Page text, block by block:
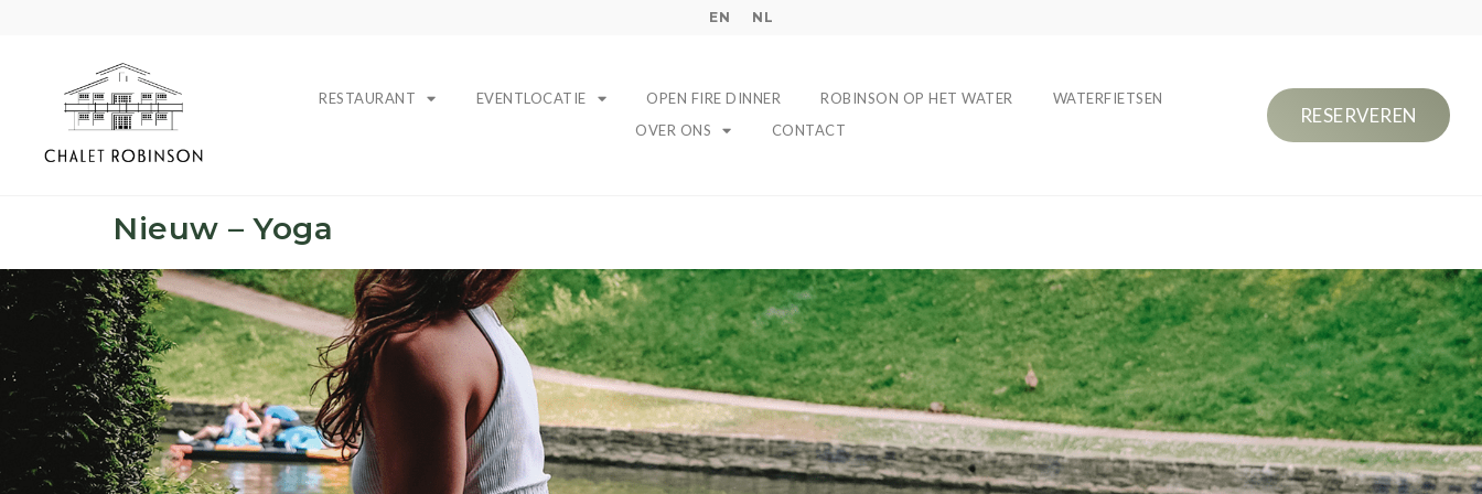
EN NL
RESTAURANT EVENTLOCATIE OPEN FIRE DINNER ROBINSON OP HET WATER
WATERFIETSEN
OVER ONS
CONTACT
RESERVEREN
Nieuw – Yoga